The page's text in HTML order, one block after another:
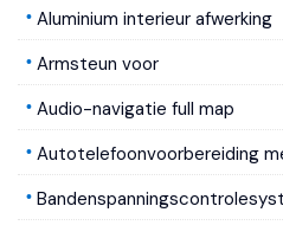
Aluminium interieur afwerking
Armsteun voor
Audio-navigatie full map
Autotelefoonvoorbereiding